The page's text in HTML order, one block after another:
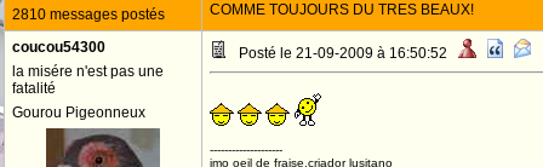
2810 messages postés
COMME TOUJOURS DU TRES BEAUX!
coucou54300
la misére n'est pas une
fatalité
Gourou Pigeonneux
Posté le 21-09-2009 à 16:50:52
--------------------
jmo oeil de fraise,criador lusitano